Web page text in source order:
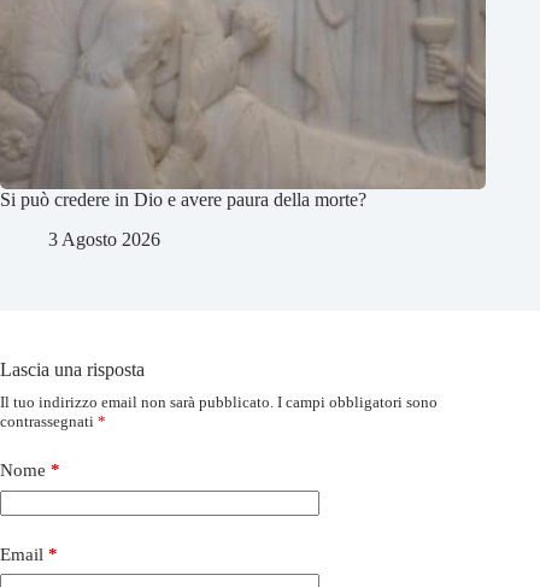
Si può credere in Dio e avere paura della morte?
3 Agosto 2026
Lascia una risposta
Il tuo indirizzo email non sarà pubblicato. I campi obbligatori sono
contrassegnati *
Nome *
Email *